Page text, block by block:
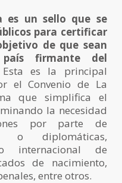
es un sello que se
para certificar
de que sean
firmante del
Esta es la principal
el Convenio de La
que simplifica el
la necesidad
por parte de
o diplomáticas,
de
de nacimiento,
entre otros.